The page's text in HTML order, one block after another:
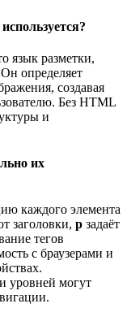
язык разметки,
определяет
создавая
Без HTML
и
их
каждого элемента
заголовки, p задаёт
тегов
с браузерами и
уровней могут